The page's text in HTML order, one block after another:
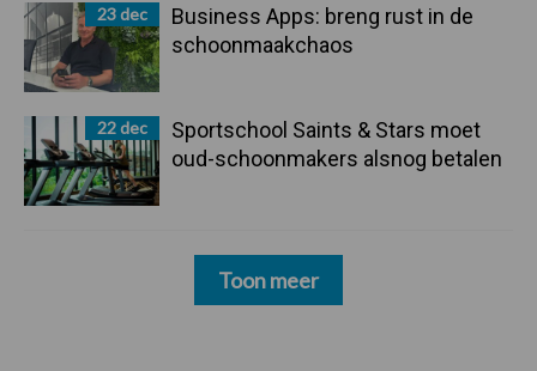
23 dec
Business Apps: breng rust in de
schoonmaakchaos
22 dec
Sportschool Saints & Stars moet
oud-schoonmakers alsnog betalen
Toon meer